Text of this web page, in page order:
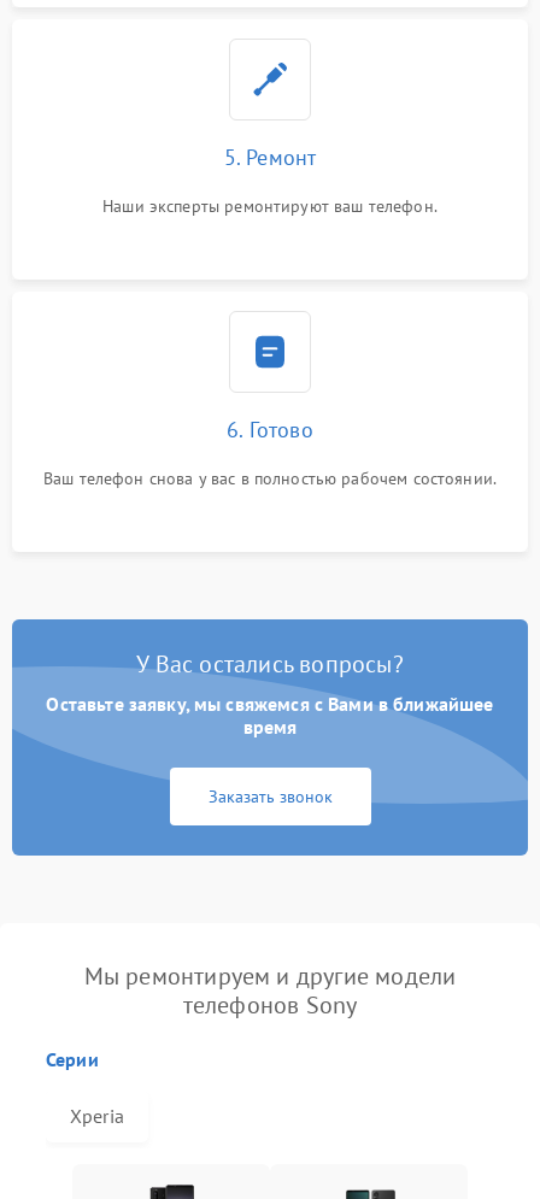
5. Ремонт
Наши эксперты ремонтируют ваш телефон.
6. Готово
Ваш телефон снова у вас в полностью рабочем состоянии.
У Вас остались вопросы?
Оставьте заявку, мы свяжемся с Вами в ближайшее
время
Заказать звонок
Мы ремонтируем и другие модели
телефонов Sony
Серии
Xperia